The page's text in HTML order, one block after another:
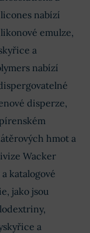
dobře
polovodiče
růst.
pokračující
Klíčovým
do
a
očekávat
postupné
je připravit
prioritou
a solární
nabízí
emulze,
a
nabízí
disperze,
hmot a
Wacker
katalogové
jako jsou
a